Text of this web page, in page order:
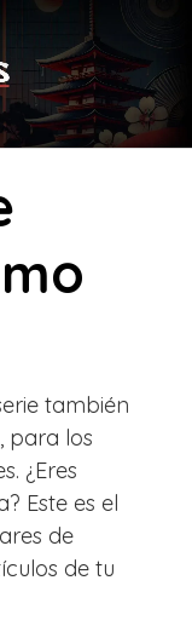
también
para los
¿Eres
Este es el
de
de tu